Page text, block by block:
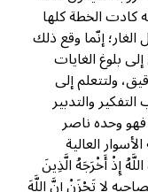
كادت الخطة كلها
إنّما وقع ذلك
بلوغ الغايات
ولتتعلم إلى
والتدبير
فهو وحده ناصر
العالية
‌إِذْ ‌أَخْرَجَهُ ‌الَّذِينَ